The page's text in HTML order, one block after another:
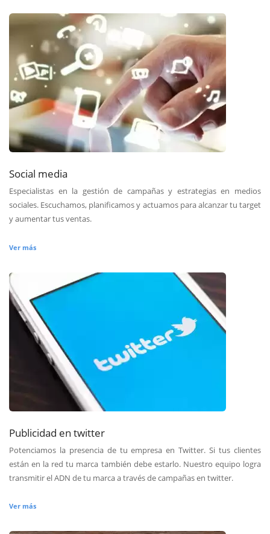
Social media
Especialistas en la gestión de campañas y estrategias en medios
sociales. Escuchamos, planificamos y actuamos para alcanzar tu target
y aumentar tus ventas.
Ver más
Publicidad en twitter
Potenciamos la presencia de tu empresa en Twitter. Si tus clientes
están en la red tu marca también debe estarlo. Nuestro equipo logra
transmitir el ADN de tu marca a través de campañas en twitter.
Ver más